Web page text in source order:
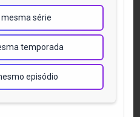
série
temporada
episódio